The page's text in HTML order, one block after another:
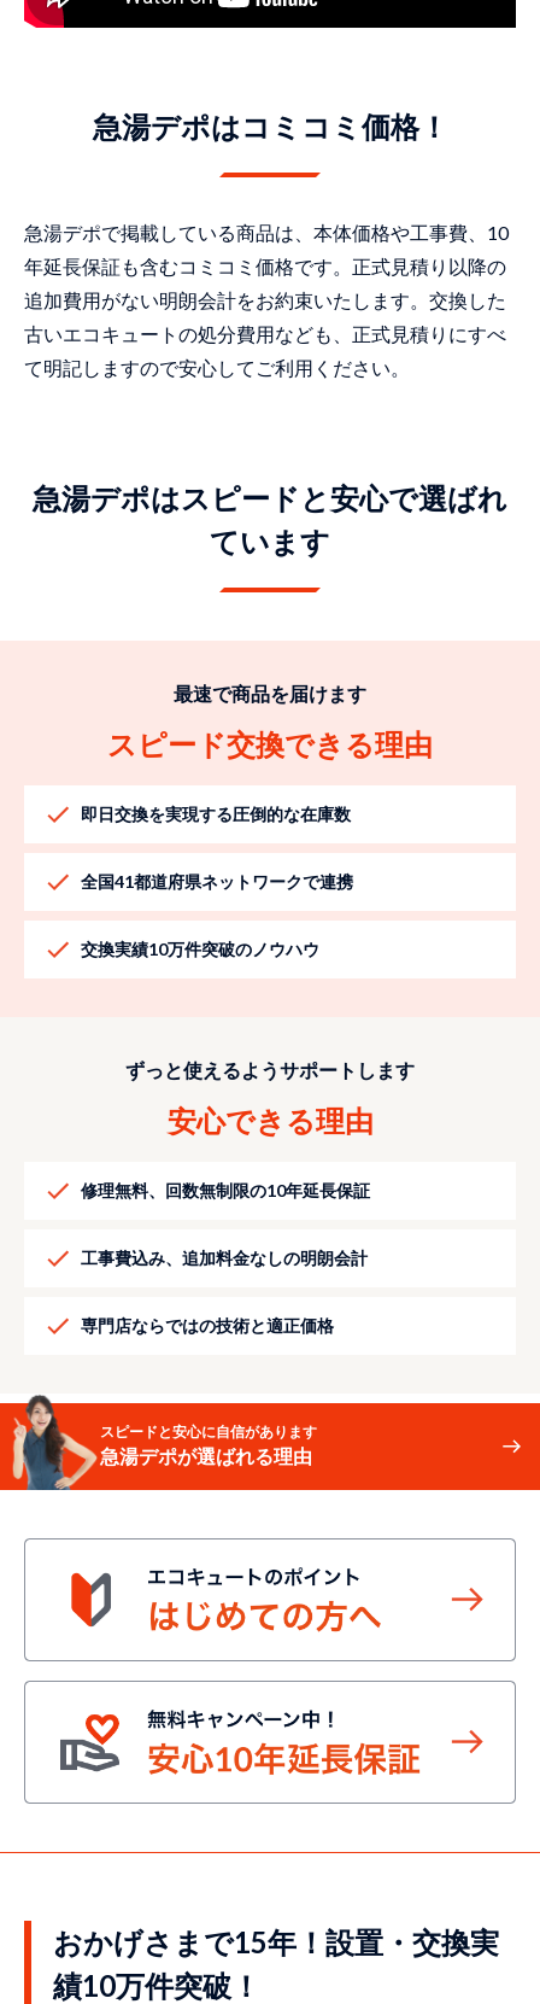
急湯デポはコミコミ価格！
急湯デポで掲載している商品は、本体価格や工事費、10
年延長保証も含むコミコミ価格です。正式見積り以降の
追加費用がない明朗会計をお約束いたします。交換した
古いエコキュートの処分費用なども、正式見積りにすべ
て明記しますので安心してご利用ください。
急湯デポはスピードと安心で選ばれ
ています
最速で商品を届けます
スピード交換できる理由
即日交換を実現する圧倒的な在庫数
全国41都道府県ネットワークで連携
交換実績10万件突破のノウハウ
ずっと使えるようサポートします
安心できる理由
修理無料、回数無制限の10年延長保証
工事費込み、追加料金なしの明朗会計
専門店ならではの技術と適正価格
スピードと安心に自信があります
急湯デポが選ばれる理由
おかげさまで15年！設置・交換実
績10万件突破！